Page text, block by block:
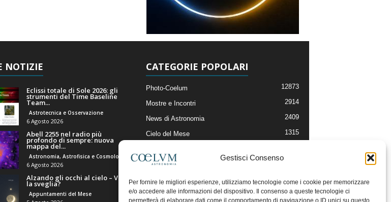
Gestisci Consenso
Per fornire le migliori esperienze, utilizziamo tecnologie come i cookie per memorizzare
e/o accedere alle informazioni del dispositivo. Il consenso a queste tecnologie ci
permetterà di elaborare dati come il comportamento di navigazione o ID unici su questo
NOTIZIE
Eclissi totale di Sole 2026: gli
strumenti del Time Baseline
Team...
Astrotecnica e Osservazione
6 Agosto 2026
Abell 2255 nel radio più
profondo di sempre: nuova
mappa del...
Astronomia, Astrofisica e Cosmologia
6 Agosto 2026
Alzando gli occhi al cielo – Vale
la sveglia?
Appuntamenti del Mese
CATEGORIE POPOLARI
Photo-Coelum 12873
Mostre e Incontri 2914
News di Astronomia 2409
Cielo del Mese 1315
Articoli e Risorse On-Line
Il Blog della Redazione